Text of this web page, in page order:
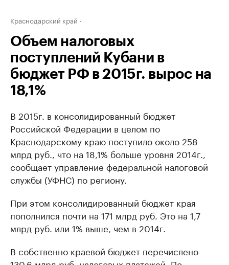
Краснодарский край
Объем налоговых
поступлений Кубани в
бюджет РФ в 2015г. вырос на
18,1%
В 2015г. в консолидированный бюджет
Российской Федерации в целом по
Краснодарскому краю поступило около 258
млрд руб., что на 18,1% больше уровня 2014г.,
сообщает управление федеральной налоговой
службы (УФНС) по региону.
При этом консолидированный бюджет края
пополнился почти на 171 млрд руб. Это на 1,7
млрд руб. или 1% выше, чем в 2014г.
В собственно краевой бюджет перечислено